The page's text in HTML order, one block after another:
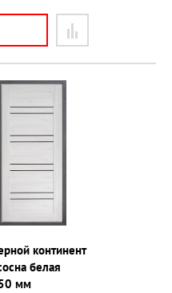
континент
белая
мм